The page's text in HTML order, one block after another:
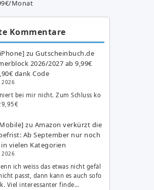
Monat
Kommentare
zuGutscheinbuch.de
2026/2027 ab 9,99€
dank Code
2026
bei mir nicht. Zum Schluss ko
zu Amazon verkürzt die
Ab September nur noch
in vielen Kategorien
2026
ich weiss das etwas nicht gefäl
passt, dann kann es auch sofo
Viel interessanter finde…